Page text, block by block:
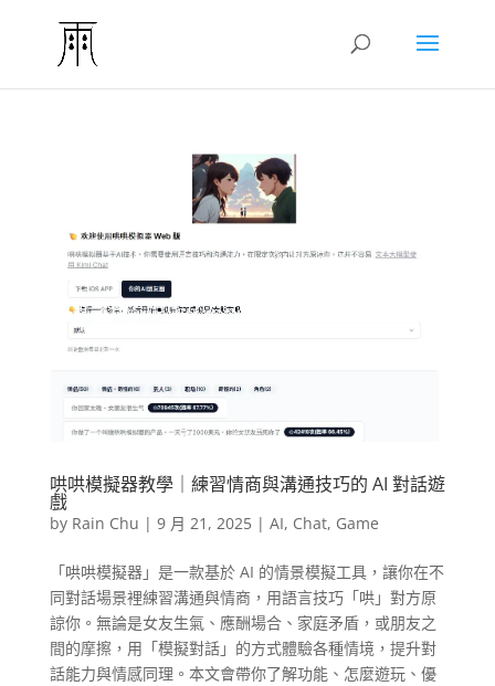
哄哄模擬器教學｜練習情商與溝通技巧的 AI 對話遊
戲
by Rain Chu | 9 月 21, 2025| AI, Chat, Game
「哄哄模擬器」是一款基於 AI 的情景模擬工具，讓你在不
同對話場景裡練習溝通與情商，用語言技巧「哄」對方原
諒你。無論是女友生氣、應酬場合、家庭矛盾，或朋友之
間的摩擦，用「模擬對話」的方式體驗各種情境，提升對
話能力與情感同理。本文會帶你了解功能、怎麼遊玩、優